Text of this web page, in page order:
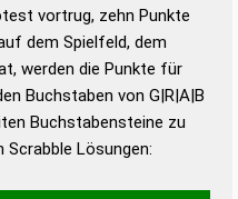
in 12 Bänden
Richtiges und gutes
deutsche Grammatik
vortrug, zehn Punkte
dem Spielfeld, dem
werden die Punkte für
Buchstaben von G|R|A|B
Buchstabensteine zu
Scrabble Lösungen: